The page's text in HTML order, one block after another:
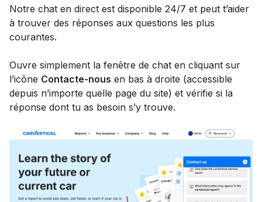
Notre chat en direct est disponible 24/7 et peut t’aider
à trouver des réponses aux questions les plus
courantes.
Ouvre simplement la fenêtre de chat en cliquant sur
l’icône Contacte-nous en bas à droite (accessible
depuis n’importe quelle page du site) et vérifie si la
réponse dont tu as besoin s’y trouve.